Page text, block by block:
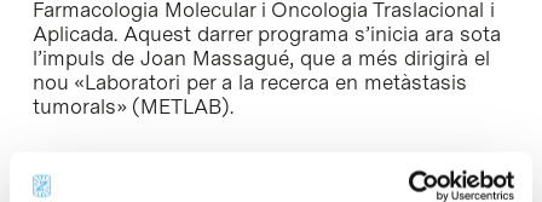
Farmacologia Molecular i Oncologia Traslacional i
Aplicada. Aquest darrer programa s’inicia ara sota
l’impuls de Joan Massagué, que a més dirigirà el
nou «Laboratori per a la recerca en metàstasis
tumorals» (METLAB).
Extern que portarà a terme una avaluació dels